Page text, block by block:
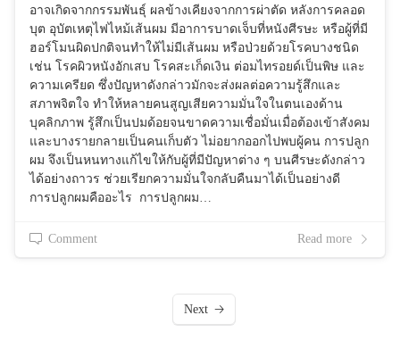
อาจเกิดจากกรรมพันธุ์ ผลข้างเคียงจากการผ่าตัด หลังการคลอด
บุต อุบัตเหตุไฟไหม้เส้นผม มีอาการบาดเจ็บที่หนังศีรษะ หรือผู้ที่มี
ฮอร์โมนผิดปกติจนทำให้ไม่มีเส้นผม หรือป่วยด้วยโรคบางชนิด
เช่น โรคผิวหนังอักเสบ โรคสะเก็ดเงิน ต่อมไทรอยด์เป็นพิษ และ
ความเครียด ซึ่งปัญหาดังกล่าวมักจะส่งผลต่อความรู้สึกและ
สภาพจิตใจ ทำให้หลายคนสูญเสียความมั่นใจในตนเองด้าน
บุคลิกภาพ รู้สึกเป็นปมด้อยจนขาดความเชื่อมั่นเมื่อต้องเข้าสังคม
และบางรายกลายเป็นคนเก็บตัว ไม่อยากออกไปพบผู้คน การปลูก
ผม จึงเป็นหนทางแก้ไขให้กับผู้ที่มีปัญหาต่าง ๆ บนศีรษะดังกล่าว
ได้อย่างถาวร ช่วยเรียกความมั่นใจกลับคืนมาได้เป็นอย่างดี
การปลูกผมคืออะไร การปลูกผม…
Comment Read more
Next